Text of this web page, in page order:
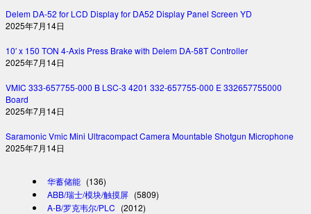
Delem DA-52 for LCD Display for DA52 Display Panel Screen YD
2025年7月14日
10′ x 150 TON 4-Axis Press Brake with Delem DA-58T Controller
2025年7月14日
VMIC 333-657755-000 B LSC-3 4201 332-657755-000 E 332657755000
Board
2025年7月14日
Saramonic Vmic Mini Ultracompact Camera Mountable Shotgun Microphone
2025年7月14日
华蓄储能 (136)
ABB/瑞士/模块/触摸屏 (5809)
A-B/罗克韦尔/PLC (2012)